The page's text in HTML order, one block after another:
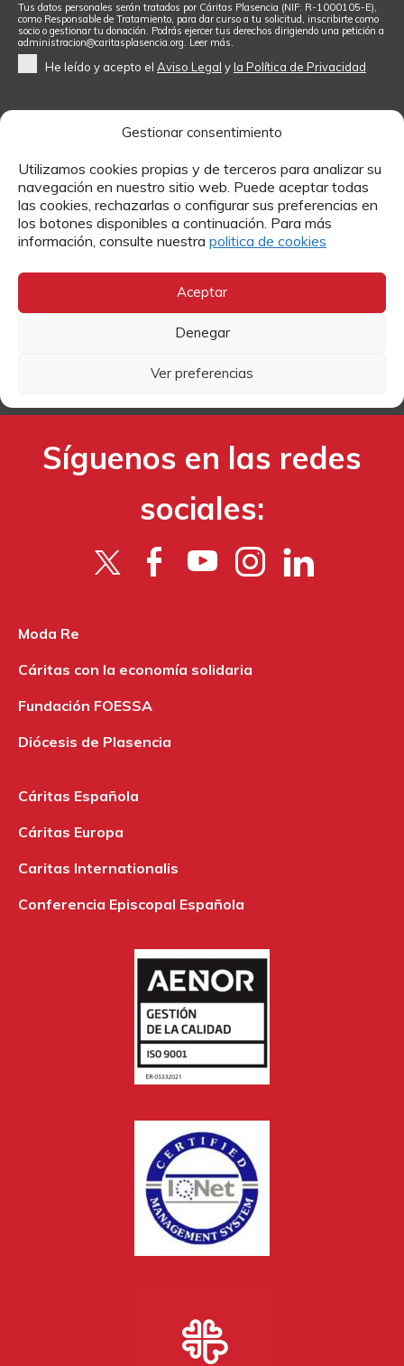
Gestionar consentimiento
Utilizamos cookies propias y de terceros para analizar su
navegación en nuestro sitio web. Puede aceptar todas
las cookies, rechazarlas o configurar sus preferencias en
los botones disponibles a continuación. Para más
información, consulte nuestra politica de cookies
Aceptar
Denegar
Ver preferencias
Tus datos personales serán tratados por Cáritas Plasencia (NIF: R-1000105-E),
como Responsable de Tratamiento, para dar curso a tu solicitud, inscribirte como
socio o gestionar tu donación. Podrás ejercer tus derechos dirigiendo una petición a
administracion@caritasplasencia.org. Leer más.
He leído y acepto el Aviso Legal yla Política de Privacidad
Contacto
Si quieres más información sobre algún tema o enviarnos
tu currículum para trabajar en Cáritas, puedes hacerlo a
MÁS INFORMACIÓN
TRABAJA CON NOSOTROS
Síguenos en las redes
sociales:
Moda Re
Cáritas con la economía solidaria
Fundación FOESSA
Diócesis de Plasencia
Cáritas Española
Cáritas Europa
Caritas Internationalis
Conferencia Episcopal Española